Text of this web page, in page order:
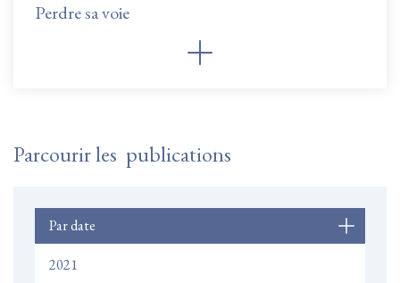
Perdre sa voie
Parcourir les publications
Par date
2021